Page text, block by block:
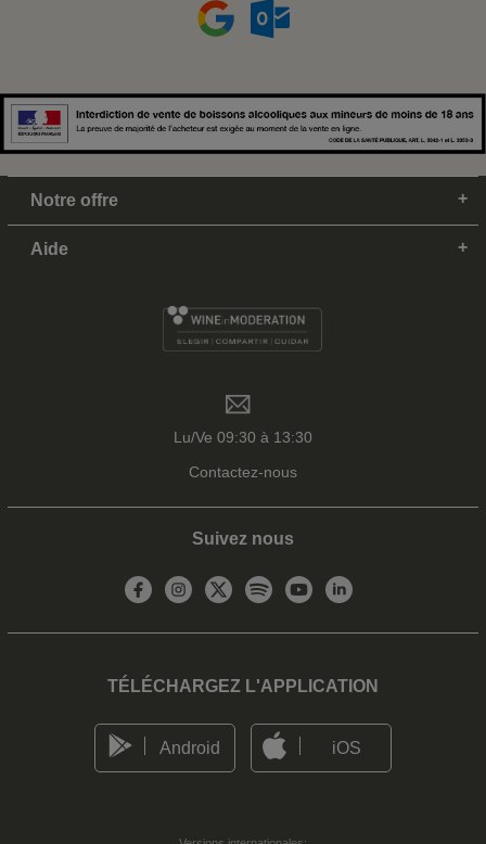
Notre offre
Aide
Lu/Ve 09:30 à 13:30
Contactez-nous
Suivez nous
TÉLÉCHARGEZ L'APPLICATION
Android iOS